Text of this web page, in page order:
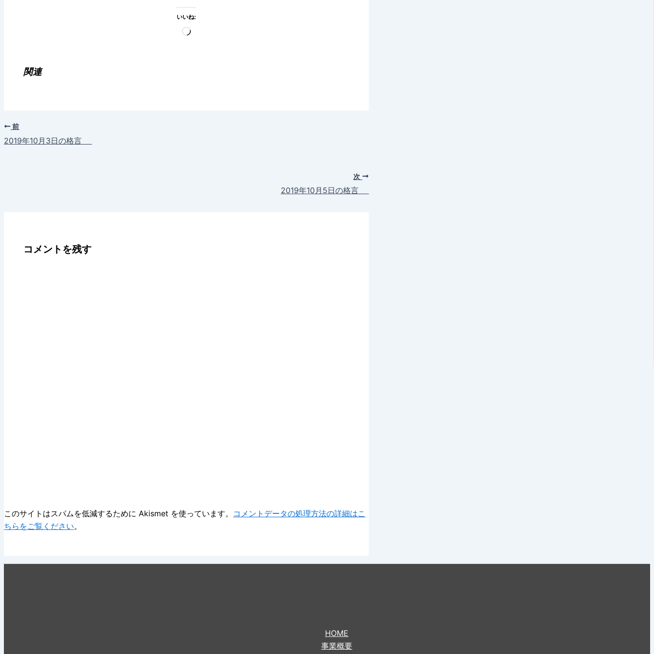
いいね:
読
関連
前
2019年10月3日の格言
次
2019年10月5日の格言
コメントを残す
このサイトはスパムを低減するために Akismet を使っています。 コメントデータの処理方法の詳細はこ
ちらをご覧ください。
HOME
事業概要